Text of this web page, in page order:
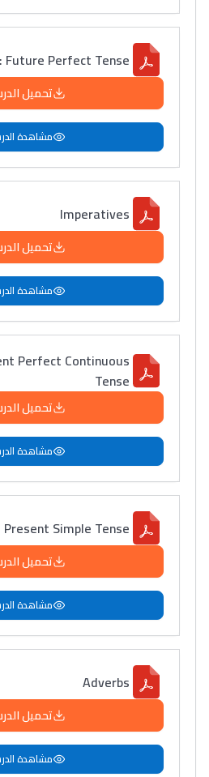
Future Perfect Tense
تحميل
مشاهدة
Imperatives
تحميل
مشاهدة
Perfect Continuous
Tense
تحميل
مشاهدة
Present Simple Tense
تحميل
مشاهدة
Adverbs
تحميل
مشاهدة